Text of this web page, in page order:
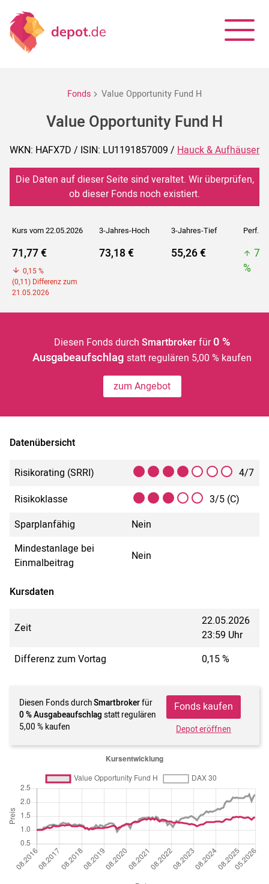
Fonds Value Opportunity Fund H
Value Opportunity Fund H
WKN: HAFX7D / ISIN: LU1191857009 / Hauck & Aufhäuser
Die Daten auf dieser Seite sind veraltet. Wir überprüfen,
ob dieser Fonds noch existiert.
Kurs vom 22.05.2026 3-Jahres-Hoch 3-Jahres-Tief Perf. 5J
71,77 €
0,15 %
(0,11) Differenz zum
21.05.2026
73,18 € 55,26 €
%
Diesen Fonds durch Smartbrokerfür 0 %
Ausgabeaufschlagstatt regulären 5,00 % kaufen
zum Angebot
Datenübersicht
Risikorating (SRRI)
4/7
Risikoklasse
3/5 (C)
Sparplanfähig
Nein
Mindestanlage bei
Einmalbeitrag
Nein
Kursdaten
Zeit
22.05.2026
23:59 Uhr
Differenz zum Vortag
0,15 %
Diesen Fonds durchSmartbrokerfür
0 % Ausgabeaufschlag statt regulären
5,00 % kaufen
Fonds kaufen
Depot eröffnen